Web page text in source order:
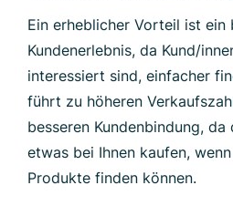
Ein erheblicher Vorteil ist ein
Kundenerlebnis, da Kund/
interessiert sind, einfacher
führt zu höheren
besseren Kundenbindung, da
etwas bei Ihnen kaufen,
Produkte finden können.